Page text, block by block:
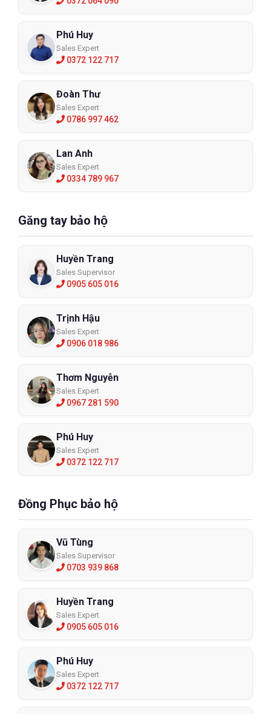
Phú Huy
Sales Expert
0372 122 717
Đoàn Thư
Sales Expert
0786 997 462
Lan Anh
Sales Expert
0334 789 967
Găng tay bảo hộ
Huyền Trang
Sales Supervisor
0905 605 016
Trịnh Hậu
Sales Expert
0906 018 986
Thơm Nguyễn
Sales Expert
0967 281 590
Phú Huy
Sales Expert
0372 122 717
Đồng Phục bảo hộ
Vũ Tùng
Sales Supervisor
0703 939 868
Huyền Trang
Sales Expert
0905 605 016
Phú Huy
Sales Expert
0372 122 717